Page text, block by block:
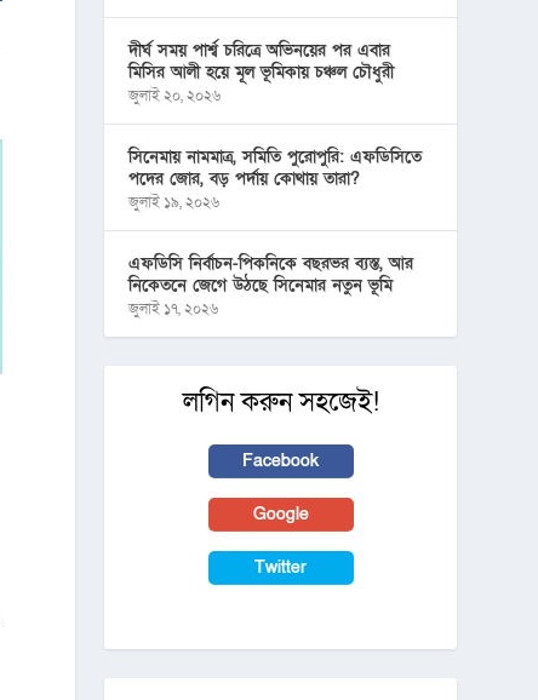
দীর্ঘ সময় পার্শ্ব চরিত্রে অভিনয়ের পর এবার
মিসির আলী হয়ে মূল ভূমিকায় চঞ্চল চৌধুরী
জুলাই ২০, ২০২৬
সিনেমায় নামমাত্র, সমিতি পুরোপুরি: এফডিসিতে
পদের জোর, বড় পর্দায় কোথায় তারা?
জুলাই ১৯, ২০২৬
এফডিসি নির্বাচন-পিকনিকে বছরভর ব্যস্ত, আর
নিকেতনে জেগে উঠছে সিনেমার নতুন ভূমি
জুলাই ১৭, ২০২৬
লগিন করুন সহজেই!
Facebook
Google
Twitter